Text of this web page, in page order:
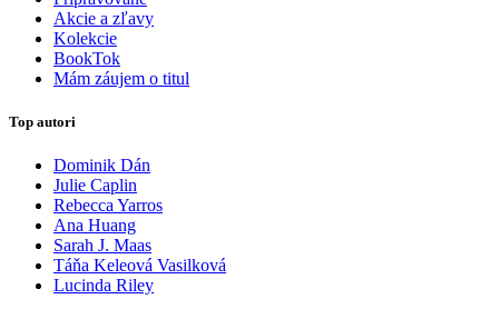
Akcie a zľavy
Kolekcie
BookTok
Mám záujem o titul
Top autori
Dominik Dán
Julie Caplin
Rebecca Yarros
Ana Huang
Sarah J. Maas
Táňa Keleová Vasilková
Lucinda Riley